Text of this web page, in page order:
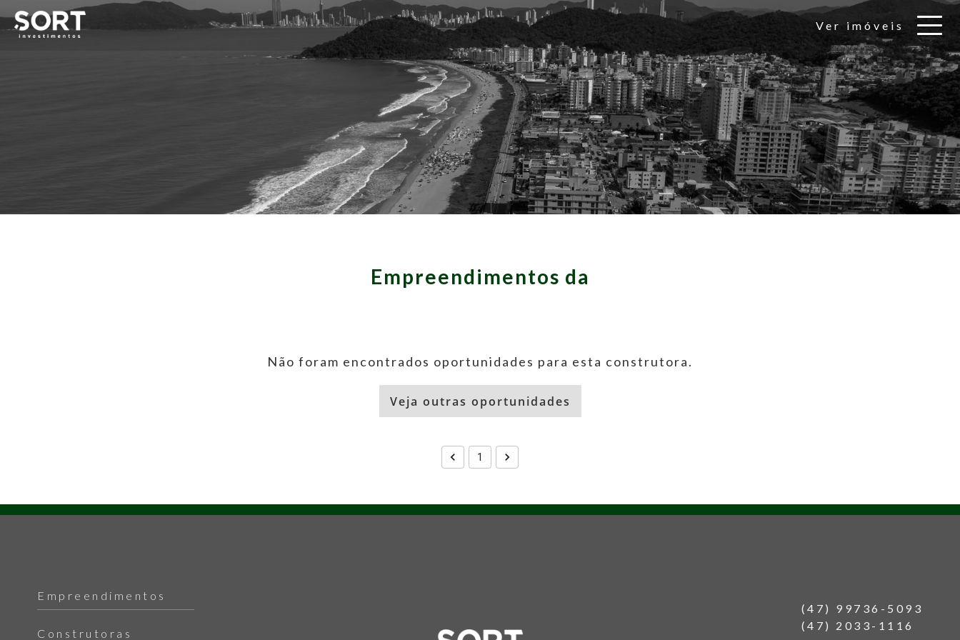
Ver imóveis
Empreendimentos da
Não foram encontrados oportunidades para esta construtora.
Veja outras oportunidades
1
Empreendimentos
Construtoras
(47) 99736-5093
(47) 2033-1116